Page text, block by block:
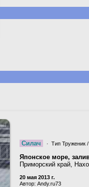
Силач · Тип Труженик
Японское море,
Приморский край,
20 мая 2013 г.
Автор: Andy.ru73